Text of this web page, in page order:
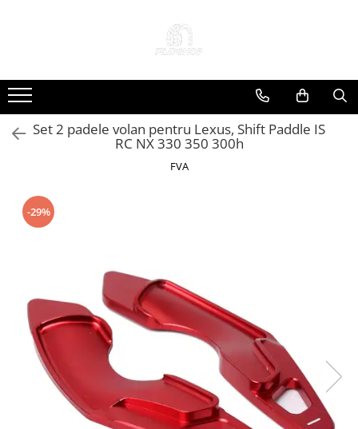
Anvelope
Anvelope Reconstruite
Anvelope Second-Hand
Capace Jante
Jante
Padele Auto
Accesorii Exterior Auto
Accesorii interior auto
Brelocuri
Huse Scaun
Set 2 padele volan pentru Lexus, Shift Paddle IS
RC NX 330 350 300h
FVA
-29%